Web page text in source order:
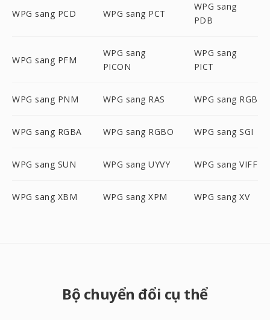
WPG sang PCD WPG sang PCT
WPG sang
PDB
WPG sang PFM
WPG sang
PICON
WPG sang
PICT
WPG sang PNM WPG sang RAS WPG sang RGB
WPG sang RGBA WPG sang RGBO WPG sang SGI
WPG sang SUN WPG sang UYVY WPG sang VIFF
WPG sang XBM WPG sang XPM WPG sang XV
Bộ chuyển đổi cụ thể